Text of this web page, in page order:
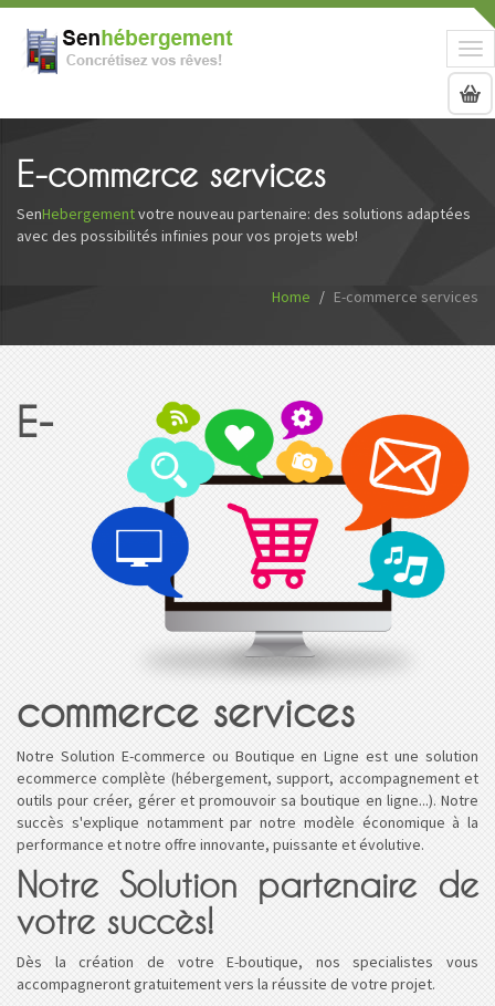
E-commerce services
SenHebergementvotre nouveau partenaire: des solutions adaptées
avec des possibilités infinies pour vos projets web!
Home E-commerce services
E-
commerce services
Notre Solution E-commerce ou Boutique en Ligne est une solution
ecommerce complète (hébergement, support, accompagnement et
outils pour créer, gérer et promouvoir sa boutique en ligne...). Notre
succès s'explique notamment par notre modèle économique à la
performance et notre offre innovante, puissante et évolutive.
Notre Solution partenaire de
votre succès!
Dès la création de votre E-boutique, nos specialistes vous
accompagneront gratuitement vers la réussite de votre projet.